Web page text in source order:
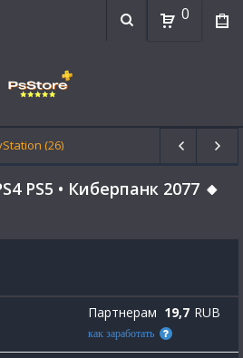
0
(26)
PS5 • Киберпанк 2077 🔸
Партнерам 19,7 RUB
как заработать